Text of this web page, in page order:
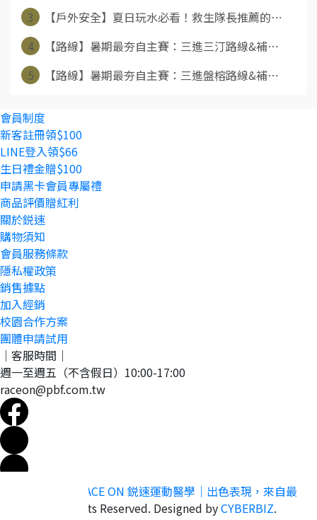
3
【戶外安全】夏日玩水必看！救生隊長推薦的⋯
4
【路線】暑期最夯自主賽：三進三汀路線&補⋯
5
【路線】暑期最夯自主賽：三進盤榕路線&補⋯
會員制度
新客註冊領$100
LINE登入領$66
生日禮金贈$100
申請黑卡會員專屬禮
商品評價贈紅利
關於鋭速
購物須知
會員服務條款
隱私權政策
銷售據點
加入經銷
校園合作方案
團體申請試用
｜客服時間｜
週一至週五（不含假日）10:00-17:00
raceon@pbf.com.tw
RACE ON 鋭速運動醫學｜出色表現，來自最
All Rights Reserved. Designed byCYBERBIZ.